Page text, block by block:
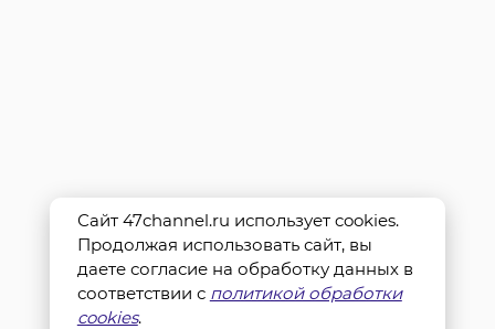
Сайт 47channel.ru использует cookies.
Продолжая использовать сайт, вы
даете согласие на обработку данных в
соответствии с политикой обработки
cookies.